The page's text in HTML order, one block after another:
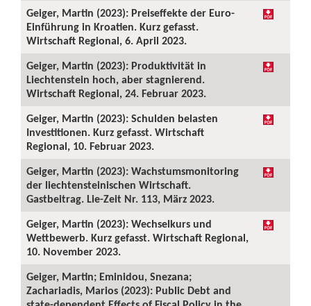
Geiger, Martin (2023): Preiseffekte der Euro-
Einführung in Kroatien. Kurz gefasst.
Wirtschaft Regional, 6. April 2023.
Geiger, Martin (2023): Produktivität in
Liechtenstein hoch, aber stagnierend.
Wirtschaft Regional, 24. Februar 2023.
Geiger, Martin (2023): Schulden belasten
Investitionen. Kurz gefasst. Wirtschaft
Regional, 10. Februar 2023.
Geiger, Martin (2023): Wachstumsmonitoring
der liechtensteinischen Wirtschaft.
Gastbeitrag. Lie-Zeit Nr. 113, März 2023.
Geiger, Martin (2023): Wechselkurs und
Wettbewerb. Kurz gefasst. Wirtschaft Regional,
10. November 2023.
Geiger, Martin; Eminidou, Snezana;
Zachariadis, Marios (2023): Public Debt and